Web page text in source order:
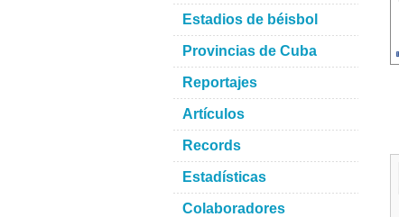
Estadios de béisbol
Provincias de Cuba
Reportajes
Artículos
Records
Estadísticas
Colaboradores